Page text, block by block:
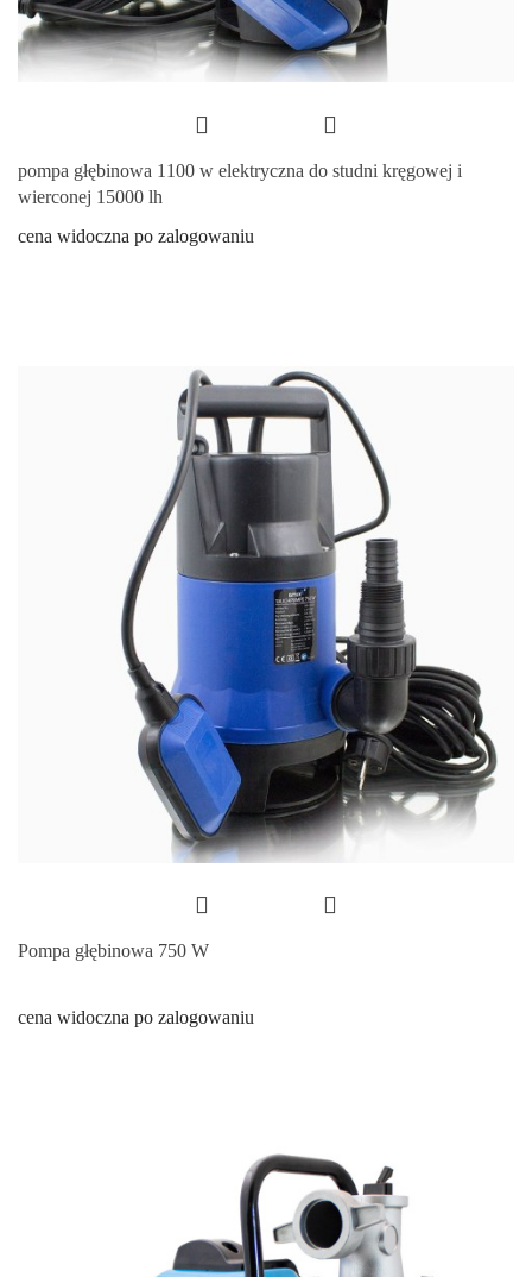
pompa głębinowa 1100 w elektryczna do studni kręgowej i
wierconej 15000 lh
cena widoczna po zalogowaniu
Pompa głębinowa 750 W
cena widoczna po zalogowaniu